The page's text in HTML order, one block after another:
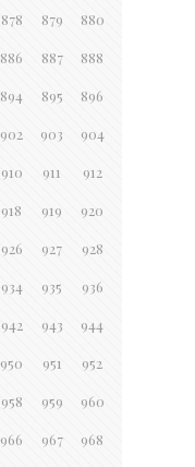
878 879 880
886 887 888
894 895 896
902 903 904
910 911 912
918 919 920
926 927 928
934 935 936
942 943 944
950 951 952
958 959 960
966 967 968